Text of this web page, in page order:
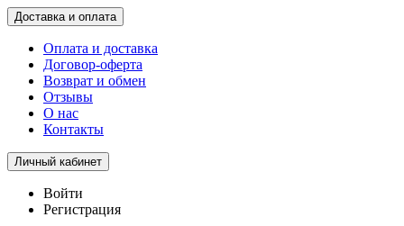
Доставка и оплата
Оплата и доставка
Договор-оферта
Возврат и обмен
Отзывы
О нас
Контакты
Личный кабинет
Войти
Регистрация